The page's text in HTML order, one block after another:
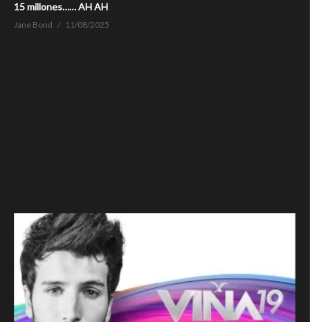
15 millones…… AH AH
Jane Bond 11/08/2025